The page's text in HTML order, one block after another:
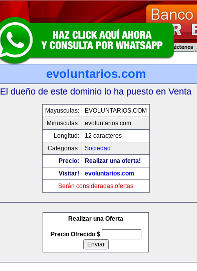
evoluntarios.com
El dueño de este dominio lo ha puesto en Venta
Mayusculas:
EVOLUNTARIOS.COM
Minusculas:
evoluntarios.com
Longitud:
12 caracteres
Categorias:
Sociedad
Precio:
Realizar una oferta!
Visitar!
evoluntarios.com
Serán consideradas ofertas
Realizar una Oferta
Precio Ofrecido $